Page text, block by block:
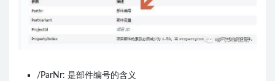
/ParNr: 是部件编号的含义